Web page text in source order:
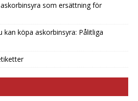
som ersättning för
kan köpa askorbinsyra: Pålitliga